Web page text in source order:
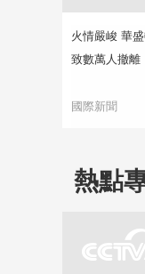
火情嚴峻 華
致數萬人撤離
國際新聞
熱點